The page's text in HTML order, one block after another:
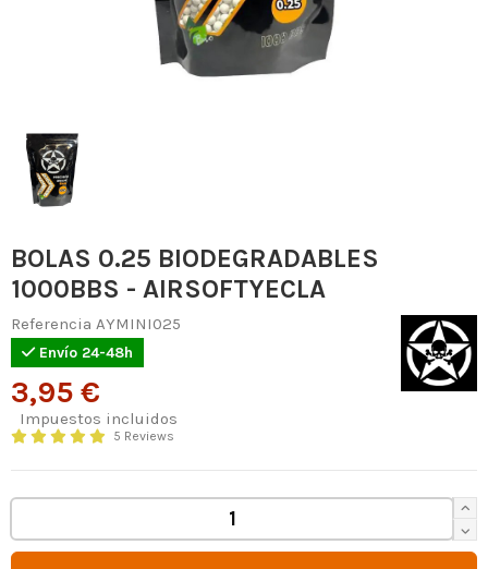
BOLAS 0.25 BIODEGRADABLES
1000BBS - AIRSOFTYECLA
5 Reviews
Referencia AYMINI025
Envío 24-48h
3,95 €
Impuestos incluidos